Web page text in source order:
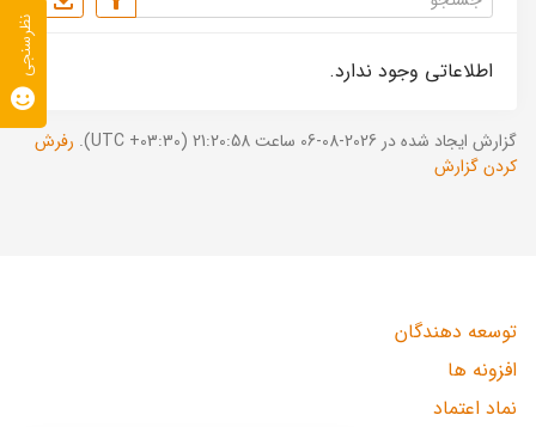
اطلاعاتی وجود ندارد.
گزارش ایجاد شده در 2026-08-06 ساعت 21:20:58 (UTC +03:30).
رفرش
کردن گزارش
توسعه دهندگان
افزونه ها
نماد اعتماد
نظرسنجی